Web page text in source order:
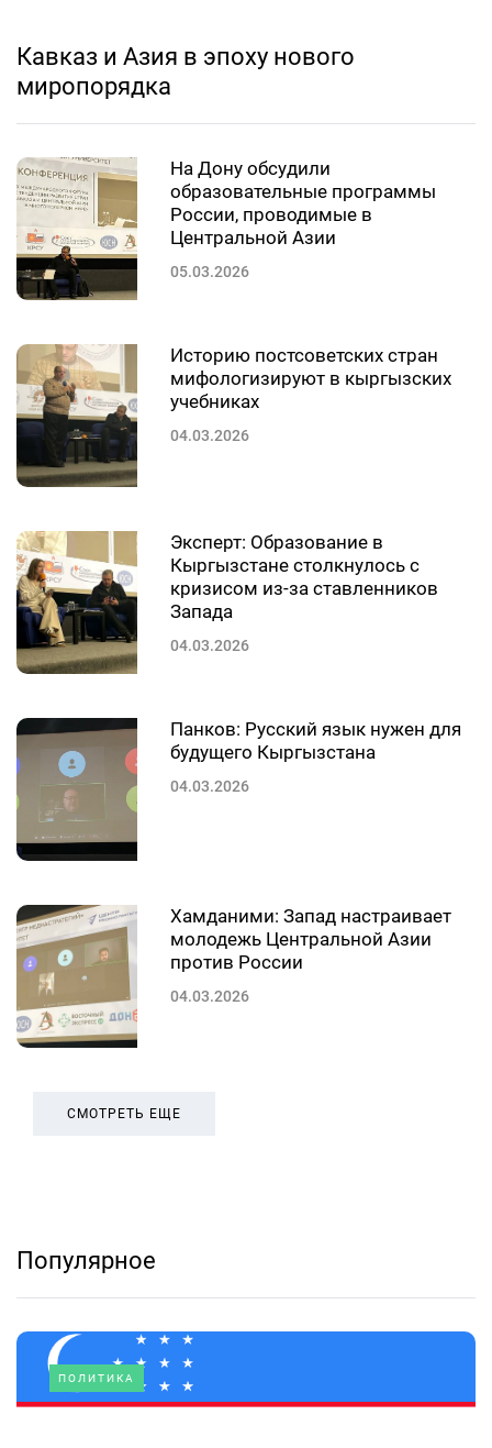
Кавказ и Азия в эпоху нового
миропорядка
На Дону обсудили
образовательные программы
России, проводимые в
Центральной Азии
05.03.2026
Историю постсоветских стран
мифологизируют в кыргызских
учебниках
04.03.2026
Эксперт: Образование в
Кыргызстане столкнулось с
кризисом из-за ставленников
Запада
04.03.2026
Панков: Русский язык нужен для
будущего Кыргызстана
04.03.2026
Хамданими: Запад настраивает
молодежь Центральной Азии
против России
04.03.2026
СМОТРЕТЬ ЕЩЕ
Популярное
ПОЛИТИКА